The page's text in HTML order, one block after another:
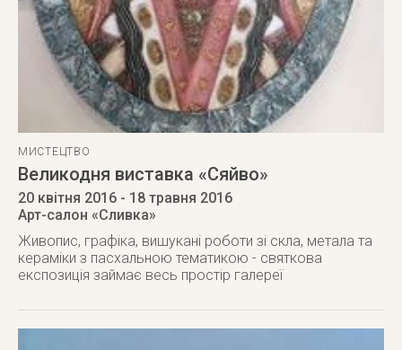
МИСТЕЦТВО
Великодня виставка «Сяйво»
20 квітня 2016 - 18 травня 2016
Арт-салон «Сливка»
Живопис, графіка, вишукані роботи зі скла, метала та
кераміки з пасхальною тематикою - святкова
експозиція займає весь простір галереї